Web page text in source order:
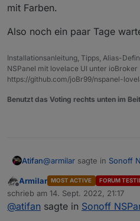
mit Farben.
Also noch ein paar Tage
Installationsanleitung, Tipps, Alias-
NSPanel mit lovelace UI unter ioBroker
https://github.com/joBr99/nspanel-
Benutzt das Voting rechts unten im
Atifan@armilar sagte in Sonoff
Kann den Fehler nicht
mal auf 2
Minuten lang
Hm sehr komisch, um timeoutScreensaver: hast du mal
Offline
Armilar MOST ACTIVE FORUM
schrieb am 14. Sept. 2022, 21:17
zuletzt editiert von
@atifan sagte in Sonoff